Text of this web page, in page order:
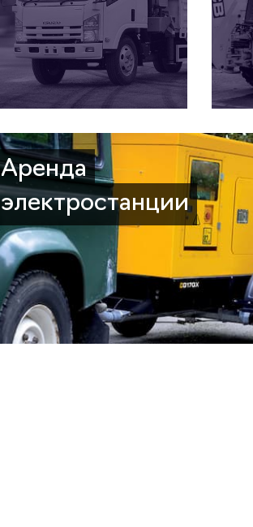
Аренда
электростанции